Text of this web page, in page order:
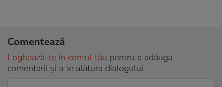
Comentează
Loghează-te în contul tău pentru a adăuga
comentarii și a te alătura dialogului.